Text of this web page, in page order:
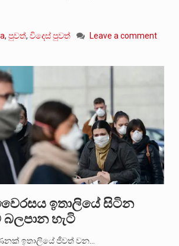
, පුවත්, විදෙස් පුවත් Leave a comment
ඉතාලියේ සිටින
හැටි
ඉතාලියේ ජීවත් වන…